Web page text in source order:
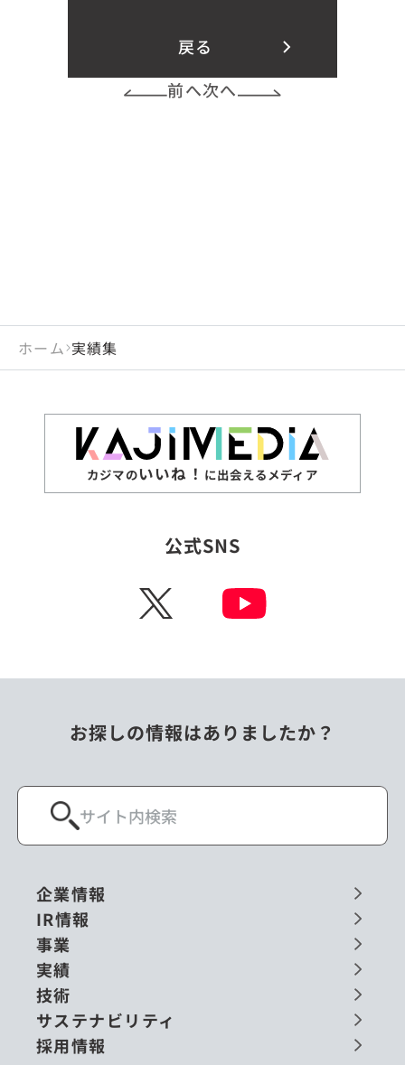
戻る
前へ次へ
ホーム 実績集
カジマのいいね！ に出会えるメディア
公式SNS
X
お探しの情報はありましたか？
企業情報
IR情報
事業
実績
技術
サステナビリティ
採用情報